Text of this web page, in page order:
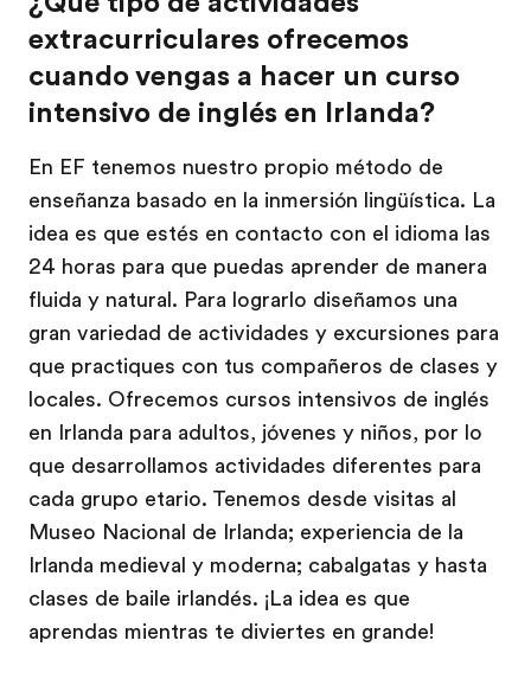
extracurriculares ofrecemos
cuando vengas a hacer un curso
intensivo de inglés en Irlanda?
En EF tenemos nuestro propio método de
enseñanza basado en la inmersión lingüística. La
idea es que estés en contacto con el idioma las
24 horas para que puedas aprender de manera
fluida y natural. Para lograrlo diseñamos una
gran variedad de actividades y excursiones para
que practiques con tus compañeros de clases y
locales. Ofrecemos cursos intensivos de inglés
en Irlanda para adultos, jóvenes y niños, por lo
que desarrollamos actividades diferentes para
cada grupo etario. Tenemos desde visitas al
Museo Nacional de Irlanda; experiencia de la
Irlanda medieval y moderna; cabalgatas y hasta
clases de baile irlandés. ¡La idea es que
aprendas mientras te diviertes en grande!